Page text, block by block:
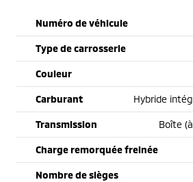
Numéro de véhicule
Type de carrosserie
Couleur
Carburant Hybride
Transmission Boîte
Charge remorquée freinée
Nombre de sièges